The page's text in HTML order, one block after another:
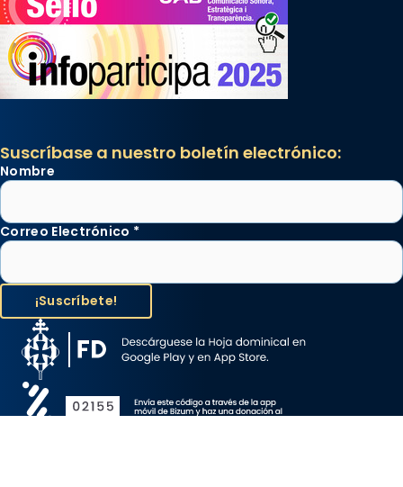
Suscríbase a nuestro boletín electrónico:
Nombre
Correo Electrónico *